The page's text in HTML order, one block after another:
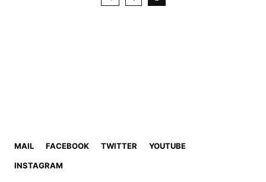
MAIL FACEBOOK TWITTER YOUTUBE
INSTAGRAM